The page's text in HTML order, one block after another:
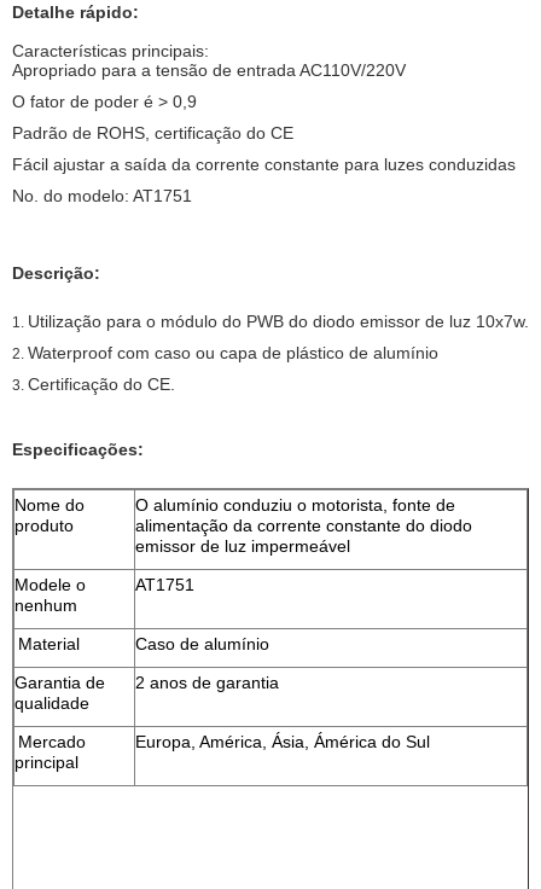
Detalhe rápido:
Características principais:
Apropriado para a tensão de entrada AC110V/220V
O fator de poder é > 0,9
Padrão de ROHS, certificação do CE
Fácil ajustar a saída da corrente constante para luzes conduzidas
No. do modelo: AT1751
Descrição:
1. Utilização para o módulo do PWB do diodo emissor de luz 10x7w.
2. Waterproof com caso ou capa de plástico de alumínio
3. Certificação do CE.
Especificações:
Nome do
produto
O alumínio conduziu o motorista, fonte de
alimentação da corrente constante do diodo
emissor de luz impermeável
Modele o
nenhum
AT1751
Material
Caso de alumínio
Garantia de
qualidade
2 anos de garantia
Mercado
principal
Europa, América, Ásia, Ámérica do Sul